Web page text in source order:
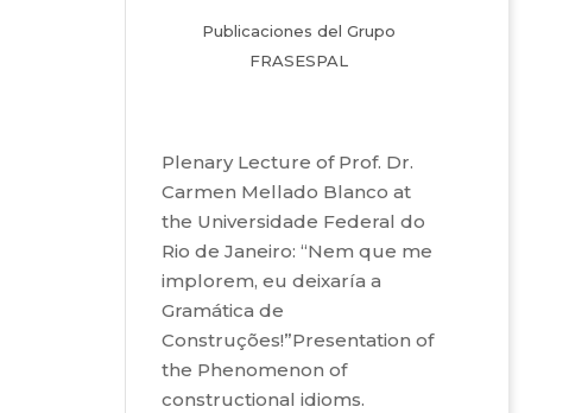
Publicaciones del Grupo
FRASESPAL
Plenary Lecture of Prof. Dr.
Carmen Mellado Blanco at
the Universidade Federal do
Rio de Janeiro: “Nem que me
implorem, eu deixaría a
Gramática de
Construções!”Presentation of
the Phenomenon of
constructional idioms.